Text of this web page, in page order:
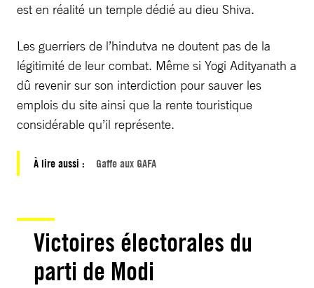
est en réalité un temple dédié au dieu Shiva.
Les guerriers de l’hindutva ne doutent pas de la
légitimité de leur combat. Même si Yogi Adityanath a
dû revenir sur son interdiction pour sauver les
emplois du site ainsi que la rente touristique
considérable qu’il représente.
À lire aussi : Gaffe aux GAFA
Victoires électorales du
parti de Modi